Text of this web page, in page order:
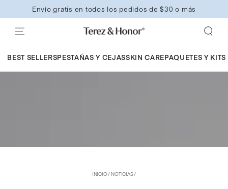
CONTENIDO
Envío gratis en todos los pedidos de $30 o más
BEST SELLERSPESTAÑAS Y CEJASSKIN CAREPAQUETES Y KITS
INICIO/ NOTICIAS/